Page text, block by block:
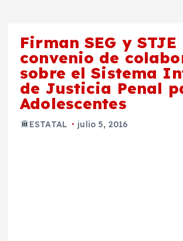
Firman SEG y STJE
convenio de
sobre el Sistema
de Justicia Penal
Adolescentes
ESTATAL julio 5, 2016